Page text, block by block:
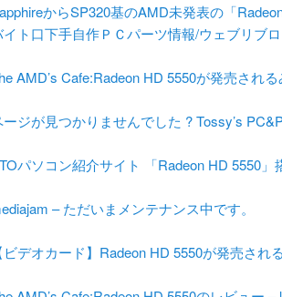
からSP320基のAMD未発表の「
イト口下手自作ＰＣパーツ情報/ウェブリブ
AMD’s Cafe:Radeon HD 5550が発売され
ージが見つかりませんでした ? Tossy’s
パソコン紹介サイト 「Radeon HD 5550」
– ただいまメンテナンス中です。
ビデオカード】Radeon HD 5550が発売され